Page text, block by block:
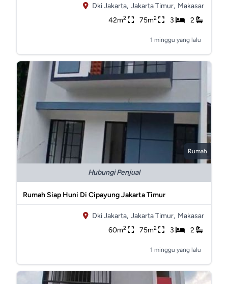
Dki Jakarta, Jakarta Timur, Makasar
42m2 75m2 3 2
1 minggu yang lalu
Rumah
Hubungi Penjual
Rumah Siap Huni Di Cipayung Jakarta Timur
Dki Jakarta, Jakarta Timur, Makasar
60m2 75m2 3 2
1 minggu yang lalu